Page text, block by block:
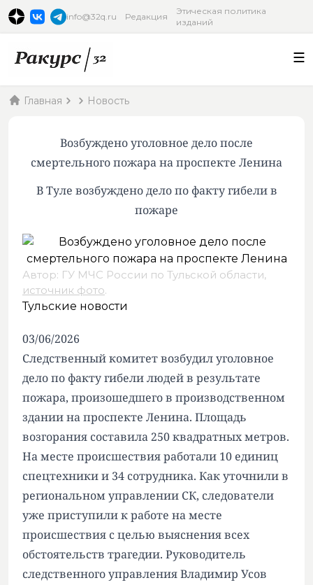
info@32q.ru Редакция
Этическая политика
изданий
Главная Новость
Возбуждено уголовное дело после
смертельного пожара на проспекте Ленина
В Туле возбуждено дело по факту гибели в
пожаре
Автор: ГУ МЧС России по Тульской области,
источник фото.
Тульские новости
03/06/2026
Следственный комитет возбудил уголовное
дело по факту гибели людей в результате
пожара, произошедшего в производственном
здании на проспекте Ленина. Площадь
возгорания составила 250 квадратных метров.
На месте происшествия работали 10 единиц
спецтехники и 34 сотрудника. Как уточнили в
региональном управлении СК, следователи
уже приступили к работе на месте
происшествия с целью выяснения всех
обстоятельств трагедии. Руководитель
следственного управления Владимир Усов